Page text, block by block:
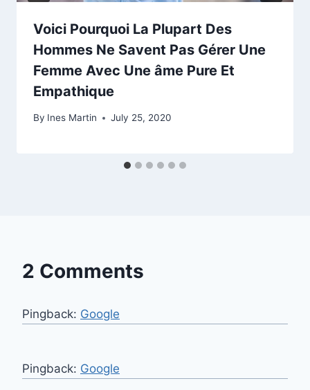
Voici Pourquoi La Plupart Des
Hommes Ne Savent Pas Gérer Une
Femme Avec Une âme Pure Et
Empathique
By Ines Martin July 25, 2020
2 Comments
Pingback: Google
Pingback: Google